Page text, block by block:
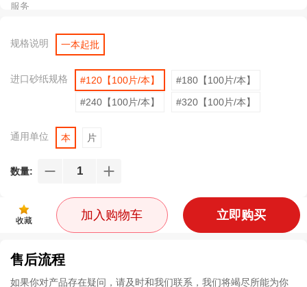
服务
规格说明 一本起批
进口砂纸规格 #120【100片/本】
#180【100片/本】
#240【100片/本】
#320【100片/本】
通用单位 本 片
数量:
收藏 加入购物车 立即购买
售后流程
如果你对产品存在疑问，请及时和我们联系，我们将竭尽所能为你